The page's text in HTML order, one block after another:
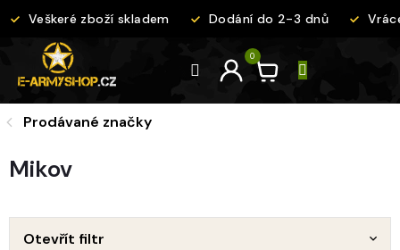
na
Veškeré zboží skladem Dodání do 2-3 dnů
Prodávané značky
Mikov
Otevřít filtr